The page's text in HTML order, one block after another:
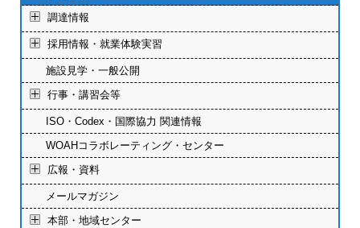
調達情報
採用情報・就業体験実習
施設見学・一般公開
行事・講習会等
ISO・Codex・国際協力 関連情報
WOAHコラボレーティング・センター
広報・資料
メールマガジン
本部・地域センター